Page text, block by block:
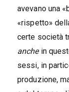
avevano una
«rispetto»
certe società
anchein
sessi, in
produzione,